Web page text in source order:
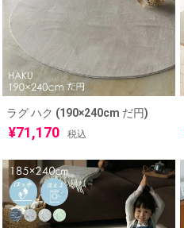
ラグ ハク (190×240cm だ円)
¥71,170 税込